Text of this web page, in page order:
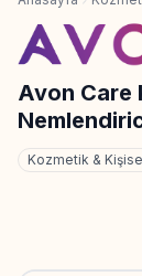
Avon Care
Kozmetik &